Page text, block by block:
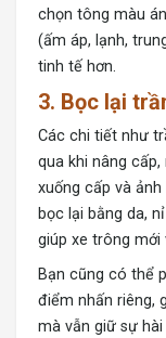
chọn tông màu
(ấm áp, lạnh,
tinh tế hơn.
3. Bọc lại
Các chi tiết như
qua khi nâng
xuống cấp và
bọc lại bằng da,
giúp xe trông mới
Bạn cũng có thể
điểm nhấn riêng,
mà vẫn giữ sự hài